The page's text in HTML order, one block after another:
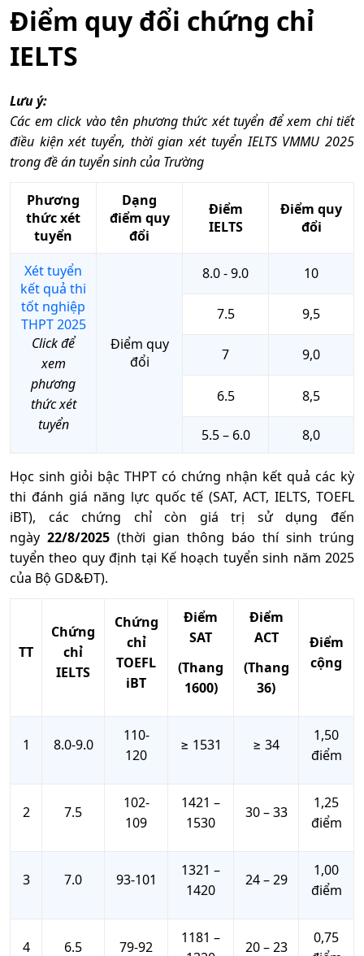
Điểm quy đổi chứng chỉ
IELTS
Lưu ý:
Các em click vào tên phương thức xét tuyển để xem chi tiết
điều kiện xét tuyển, thời gian xét tuyển IELTS VMMU 2025
trong đề án tuyển sinh của Trường
Phương
thức xét
tuyển
Dạng
điểm quy
đổi
Điểm
IELTS
Điểm quy
đổi
Xét tuyển
kết quả thi
tốt nghiệp
THPT 2025
Click để
xem
phương
thức xét
tuyển
Điểm quy
đổi
8.0 - 9.0 10
7.5 9,5
7 9,0
6.5 8,5
5.5 – 6.0 8,0
Học sinh giỏi bậc THPT có chứng nhận kết quả các kỳ
thi đánh giá năng lực quốc tế (SAT, ACT, IELTS, TOEFL
iBT), các chứng chỉ còn giá trị sử dụng đến
ngày 22/8/2025 (thời gian thông báo thí sinh trúng
tuyển theo quy định tại Kế hoạch tuyển sinh năm 2025
của Bộ GD&ĐT).
TT
Chứng
chỉ
IELTS
Chứng
chỉ
TOEFL
iBT
Điểm
SAT
(Thang
1600)
Điểm
ACT
(Thang
36)
Điểm
cộng
1 8.0-9.0
110-
120
≥ 1531 ≥ 34
1,50
điểm
2 7.5
102-
109
1421 –
1530
30 – 33
1,25
điểm
3 7.0 93-101
1321 –
1420
24 – 29
1,00
điểm
4 6.5 79-92
1181 –
20 – 23
0,75